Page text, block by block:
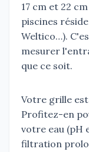
17 cm et 22
piscines
Weltico…).
mesurer
que ce soit.
Votre grille
Profitez-en
votre eau (pH
filtration